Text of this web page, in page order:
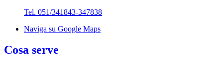
Tel. 051/341843-347838
Naviga su Google Maps
Cosa serve